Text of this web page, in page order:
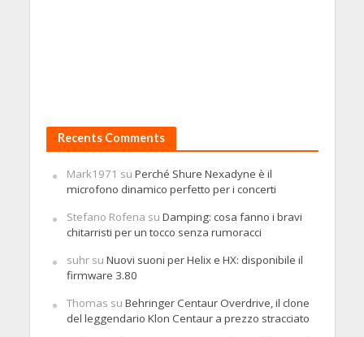
Recents Comments
Mark1971 su Perché Shure Nexadyne è il
microfono dinamico perfetto per i concerti
Stefano Rofena su Damping: cosa fanno i bravi
chitarristi per un tocco senza rumoracci
suhrsu Nuovi suoni per Helix e HX: disponibile il
firmware 3.80
Thomas su Behringer Centaur Overdrive, il clone
del leggendario Klon Centaur a prezzo stracciato